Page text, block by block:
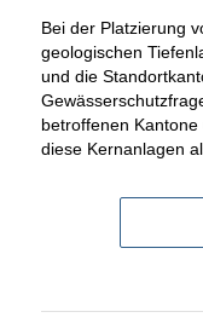
Bei der Platzierung
geologischen
und die
betroffenen
diese Kernanlagen